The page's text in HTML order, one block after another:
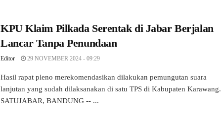
KPU Klaim Pilkada Serentak di Jabar Berjalan
Lancar Tanpa Penundaan
Editor 29 NOVEMBER 2024 - 09:29
Hasil rapat pleno merekomendasikan dilakukan pemungutan suara
lanjutan yang sudah dilaksanakan di satu TPS di Kabupaten Karawang.
SATUJABAR, BANDUNG -- ...